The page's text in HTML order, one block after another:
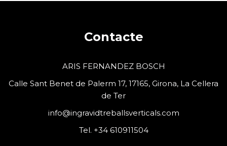
Contacte
ARIS FERNANDEZ BOSCH
Calle Sant Benet de Palerm 17, 17165, Girona, La Cellera
de Ter
info@ingravidtreballsverticals.com
Tel. +34 610911504